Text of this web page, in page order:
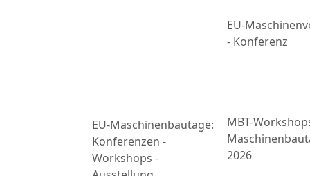
EU-Maschinenbautage:
Konferenzen -
Workshops -
EU-
- Konferenz
MBT-
2026